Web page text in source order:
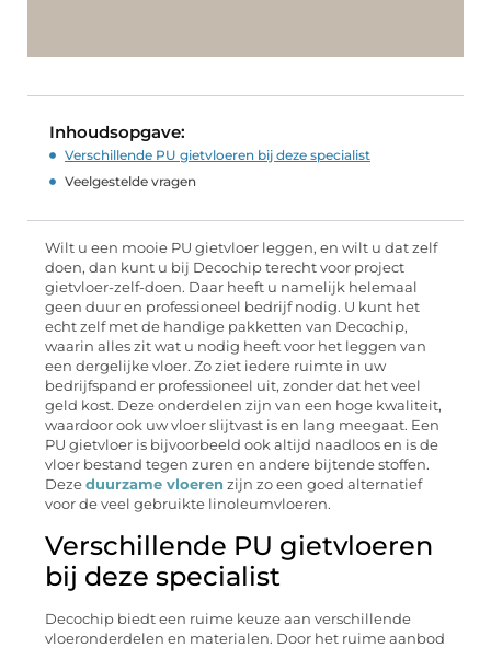
Inhoudsopgave:
Verschillende PU gietvloeren bij deze specialist
Veelgestelde vragen
Wilt u een mooie PU gietvloer leggen, en wilt u dat zelf
doen, dan kunt u bij Decochip terecht voor project
gietvloer-zelf-doen. Daar heeft u namelijk helemaal
geen duur en professioneel bedrijf nodig. U kunt het
echt zelf met de handige pakketten van Decochip,
waarin alles zit wat u nodig heeft voor het leggen van
een dergelijke vloer. Zo ziet iedere ruimte in uw
bedrijfspand er professioneel uit, zonder dat het veel
geld kost. Deze onderdelen zijn van een hoge kwaliteit,
waardoor ook uw vloer slijtvast is en lang meegaat. Een
PU gietvloer is bijvoorbeeld ook altijd naadloos en is de
vloer bestand tegen zuren en andere bijtende stoffen.
Deze duurzame vloeren zijn zo een goed alternatief
voor de veel gebruikte linoleumvloeren.
Verschillende PU gietvloeren
bij deze specialist
Decochip biedt een ruime keuze aan verschillende
vloeronderdelen en materialen. Door het ruime aanbod